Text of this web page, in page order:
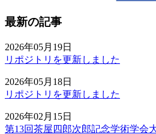
最新の記事
2026年05月19日
リポジトリを更新しました
2026年05月18日
リポジトリを更新しました
2026年02月15日
第13回茶屋四郎次郎記念学術学会